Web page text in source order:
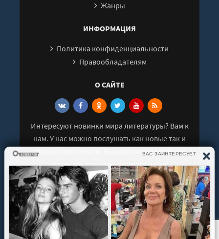
Жанры
ИНФОРМАЦИЯ
Политика конфиденциальности
Правообладателям
О САЙТЕ
Интересуют новинки мира литературы? Вам к
нам. У нас можно послушать как новые так и
старые аудиокниги. Выбрать и поделиться с
друзьями лучшими аудиокнигами!
© 2021 - 2026 kniga-audio.net. Все права
защищены.